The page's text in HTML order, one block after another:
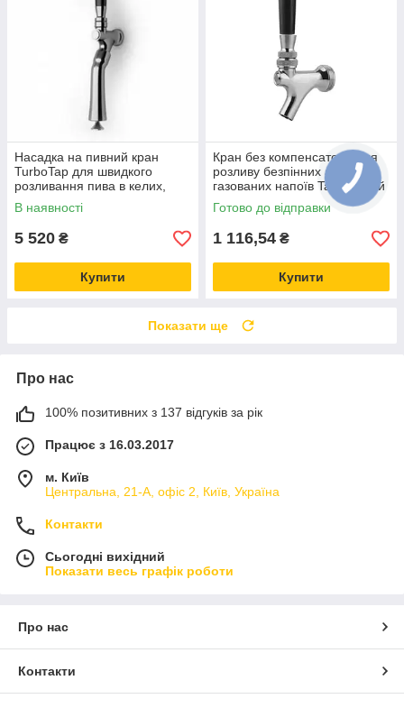
Насадка на пивний кран
TurboTap для швидкого
розливання пива в келих,
пляшку, банку ТурбоТап
В наявності
5 520 ₴
Купити
Кран без компенсатора для
розливу безпінних або
газованих напоїв Talos Китай
Готово до відправки
1 116,54 ₴
Купити
Показати ще
Про нас
100% позитивних з 137 відгуків за рік
Працює з 16.03.2017
м. Київ
Центральна, 21-А, офіс 2, Київ, Україна
Контакти
Сьогодні вихідний
Показати весь графік роботи
Про нас
Контакти